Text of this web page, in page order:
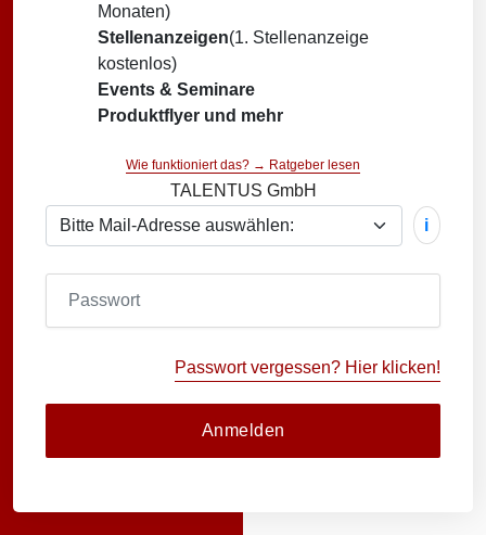
Monaten)
Stellenanzeigen(1. Stellenanzeige
kostenlos)
Events & Seminare
Produktflyer und mehr
Wie funktioniert das? → Ratgeber lesen
TALENTUS GmbH
i
Passwort vergessen? Hier klicken!
Anmelden